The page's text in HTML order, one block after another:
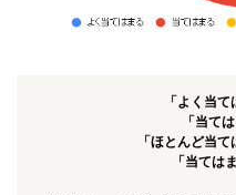
「よく当
「当て
「ほとんど当
「当ては